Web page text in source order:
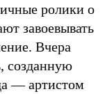
ролики о
завоевывать
Вчера
созданную
— артистом